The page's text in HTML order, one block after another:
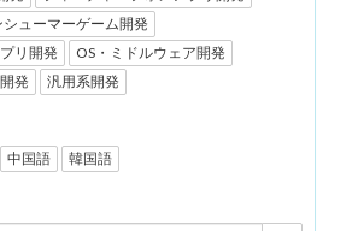
シューマーゲーム開発
リ開発
OS・ミドルウェア開発
発
汎用系開発
中国語 韓国語